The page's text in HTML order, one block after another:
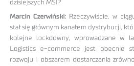
dzisiejszych MSI?
Marcin Czerwiński: Rzeczywiście, w
stał się głównym kanałem dystrybucji,
kolejne lockdowny, wprowadzane w
Logistics e-commerce jest obecnie
rozwoju i obszarem dostarczania